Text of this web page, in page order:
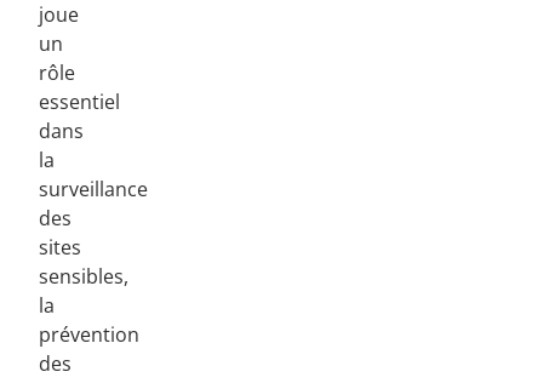
joue
un
rôle
essentiel
dans
la
surveillance
des
sites
sensibles,
la
prévention
des